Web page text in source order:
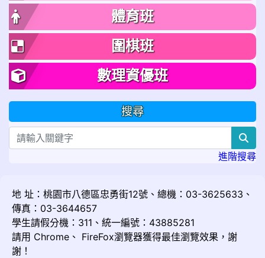
體育班
圍棋班
數理資優班
搜尋
進階搜尋
地 址：桃園市八德區忠勇街12號、總機：03-3625633、
傳真：03-3644657
學生請假分機：311、統一編號：43885281
請用 Chrome 、 FireFox瀏覽器獲得最佳瀏覽效果，謝
謝！